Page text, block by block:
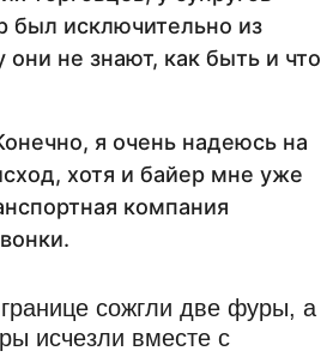
был исключительно из
не знают, как быть и что
я очень надеюсь на
хотя и байер мне уже
компания
сожгли две фуры, а
исчезли вместе с